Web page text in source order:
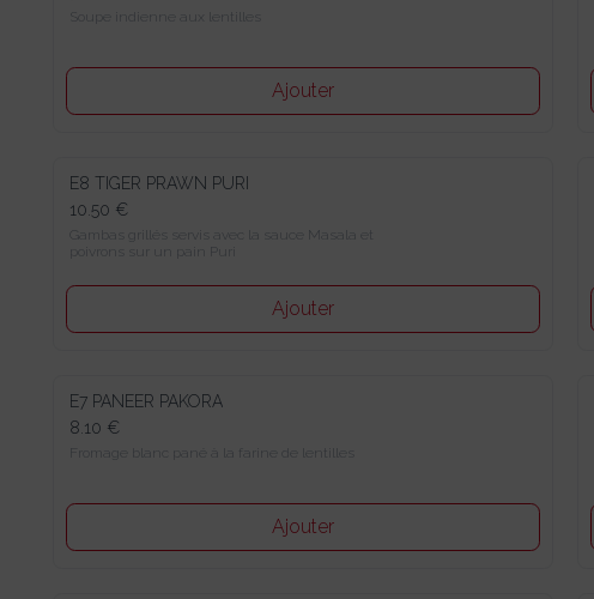
Soupe indienne aux lentilles
Ajouter
E8 TIGER PRAWN PURI
10.50 €
Gambas grillés servis avec la sauce Masala et poivrons sur un
pain Puri
Ajouter
E7 PANEER PAKORA
8.10 €
Fromage blanc pané à la farine de lentilles
Ajouter